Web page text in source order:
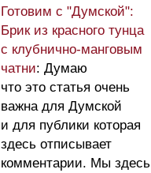
Готовим с "Думской":
Брик из красного тунца
с клубнично-манговым
чатни: Думаю
что это статья очень
важна для Думской
и для публики которая
здесь отписывает
комментарии. Мы здесь